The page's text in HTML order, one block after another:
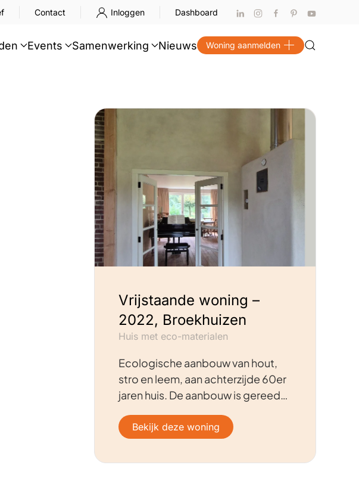
Contact Inloggen Dashboard
Events Samenwerking Nieuws Woning aanmelden
Vrijstaande woning –
2022, Broekhuizen
Huis met eco-materialen
Ecologische aanbouw van hout,
stro en leem, aan achterzijde 60er
jaren huis. De aanbouw is gereed…
Bekijk deze woning